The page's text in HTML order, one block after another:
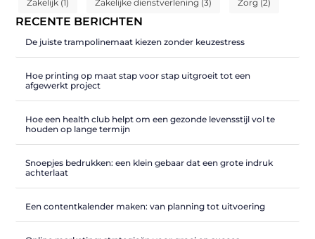
Zakelijk (1) Zakelijke dienstverlening (3) Zorg (2)
RECENTE BERICHTEN
De juiste trampolinemaat kiezen zonder keuzestress
Hoe printing op maat stap voor stap uitgroeit tot een
afgewerkt project
Hoe een health club helpt om een gezonde levensstijl vol te
houden op lange termijn
Snoepjes bedrukken: een klein gebaar dat een grote indruk
achterlaat
Een contentkalender maken: van planning tot uitvoering